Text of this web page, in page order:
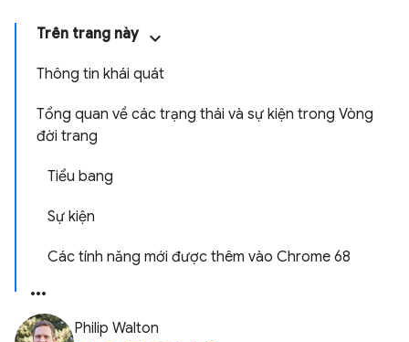
Trên trang này
Thông tin khái quát
Tổng quan về các trạng thái và sự kiện trong Vòng
đời trang
Tiểu bang
Sự kiện
Các tính năng mới được thêm vào Chrome 68
Philip Walton